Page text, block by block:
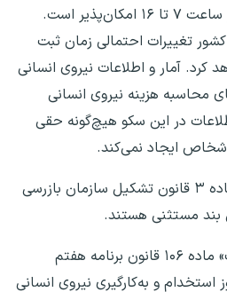
استثنای روزهای تعطیل) از ساعت ۷ تا ۱۶ امکان‌پذیر است.
تغییرات احتمالی زمان ثبت
کرد. آمار و اطلاعات نیروی انسانی
محاسبه هزینه نیروی انسانی
در این سکو هیچ‌گونه حقی
اشخاص ایجاد نمی‌کند.
تبصره ۱- کارکنان موضوع ماده ۳ قانون تشکیل سازمان بازرسی
مستثنی هستند.
تبصره ۲- بر اساس بند «الف» ماده ۱۰۶ قانون برنامه هفتم
و به‌کارگیری نیروی انسانی